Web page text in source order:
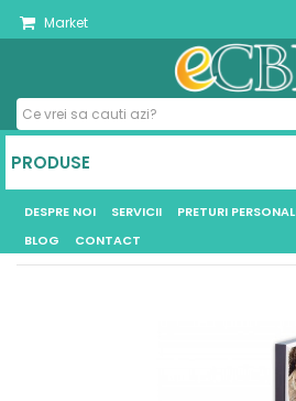
Market
PRODUSE
DESPRE NOI SERVICII PRETURI
BLOG
CONTACT